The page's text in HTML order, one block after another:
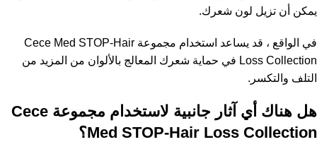
يمكن أن تزيل لون شعرك.
في الواقع ، قد يساعد استخدام مجموعة Cece Med STOP-Hair
Loss Collection في حماية شعرك المعالج بالألوان من المزيد من
التلف والتكسر.
هل هناك أي آثار جانبية لاستخدام مجموعة Cece
Med STOP-Hair Loss Collection؟